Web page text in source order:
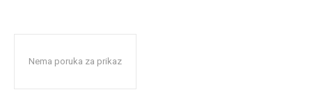
Nema poruka za prikaz